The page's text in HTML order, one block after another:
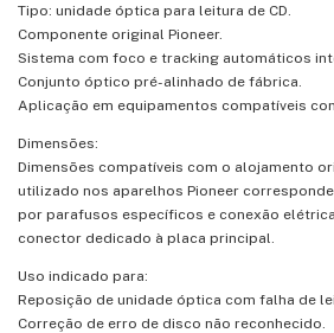
Tipo: unidade óptica para leitura de CD.
Componente original Pioneer.
Sistema com foco e tracking automáticos
Conjunto óptico pré-alinhado de fábrica.
Aplicação em equipamentos compatíveis
Dimensões:
Dimensões compatíveis com o alojamento
utilizado nos aparelhos Pioneer
por parafusos específicos e conexão
conector dedicado à placa principal.
Uso indicado para:
Reposição de unidade óptica com falha de
Correção de erro de disco não reconhecido.